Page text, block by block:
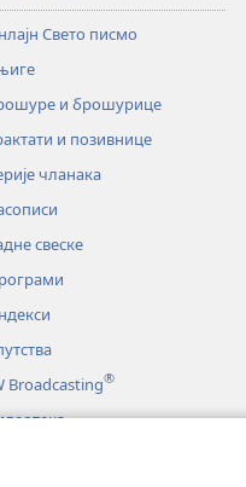
Свето писмо
и брошурице
и позивнице
чланака
свеске
Broadcasting®